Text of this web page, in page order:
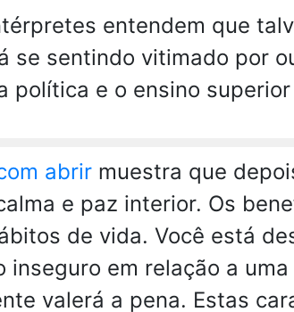
entendem que
se sentindo vitimado por
política e o ensino
abrir muestra que
e paz interior. Os
de vida. Você está
inseguro em relação a
valerá a pena. Estas